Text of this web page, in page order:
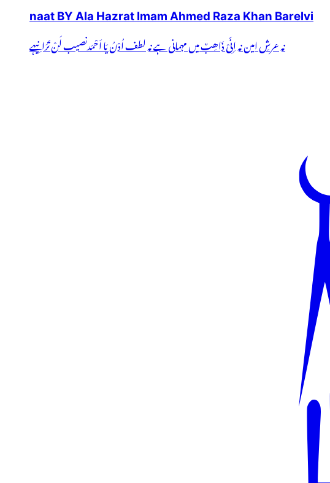
naat BY Ala Hazrat Imam Ahmed Raza Khan Barelvi
نہ عرشِ امین نہ اِنِّیْ ذَاھِبٌ میں مہمانی ہے نہ لطف اُدْنُ یَا اَحْمَدنصیب لَنْ تَرَانِیہے